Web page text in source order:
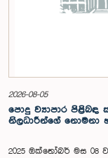
2026-08-05
පොදු ව්‍යාපාර පිළිබඳ
නිලධාරීන්ගේ නොමනා
2025 ඔක්තෝබර් මස 08